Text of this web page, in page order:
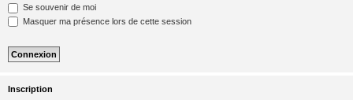
Se souvenir de moi
Masquer ma présence lors de cette session
Inscription